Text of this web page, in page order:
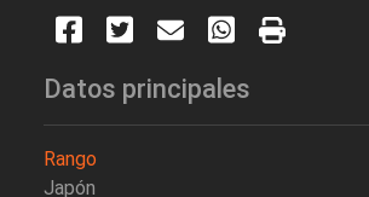
Datos principales
Rango
Japón